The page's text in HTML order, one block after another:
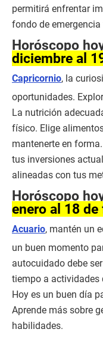
permitirá enfrentar
fondo de
Horóscopo
diciembre al
Capricornio, la
oportunidades.
La nutrición
físico. Elige
mantenerte en
tus inversiones
alineadas con tus
Horóscopo
enero al 18 de
Acuario, mantén un
un buen momento
autocuidado debe
tiempo a actividades
Hoy es un buen día
Aprende más sobre
habilidades.